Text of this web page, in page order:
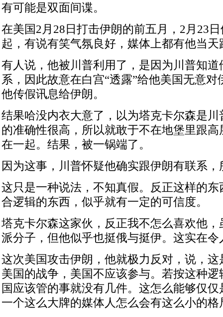
有可能是双面间谍。
在美国2月28日打击伊朗的前五月，2月23
起，有说有笑气氛良好，媒体上都有他当天
有人说，他被川普利用了，是因为川普知
系，因此故意在白宫“透露”给他美国无意
他传假讯息给伊朗。
结果哈没内衣大意了，以为塔克卡尔森是
的准确性很高，所以就敢于不在地堡里跟
在一起。结果，被一锅端了。
因为这事，川普怀疑他确实跟伊朗有联系
这只是一种说法，不知真假。反正这样的
合逻辑的东西，似乎就有一定的可信度。
塔克卡尔森这家伙，反正我不怎么喜欢他
派分子，但他似乎也挺俄与挺伊。这实在令
这次美国攻击伊朗，他就极力反对，说，
美国的战争，美国不应该参与。若按这种
国应该管的事就没有几件。这怎么能够仅仅
一个这么大牌的媒体人怎么会有这么小的格